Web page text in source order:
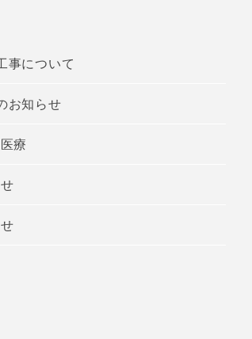
事について
お知らせ
療